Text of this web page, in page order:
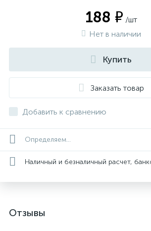
188 ₽ /шт
Нет в наличии
Купить
Заказать товар
Добавить к сравнению
Определяем...
Наличный и безналичный расчет,
Отзывы